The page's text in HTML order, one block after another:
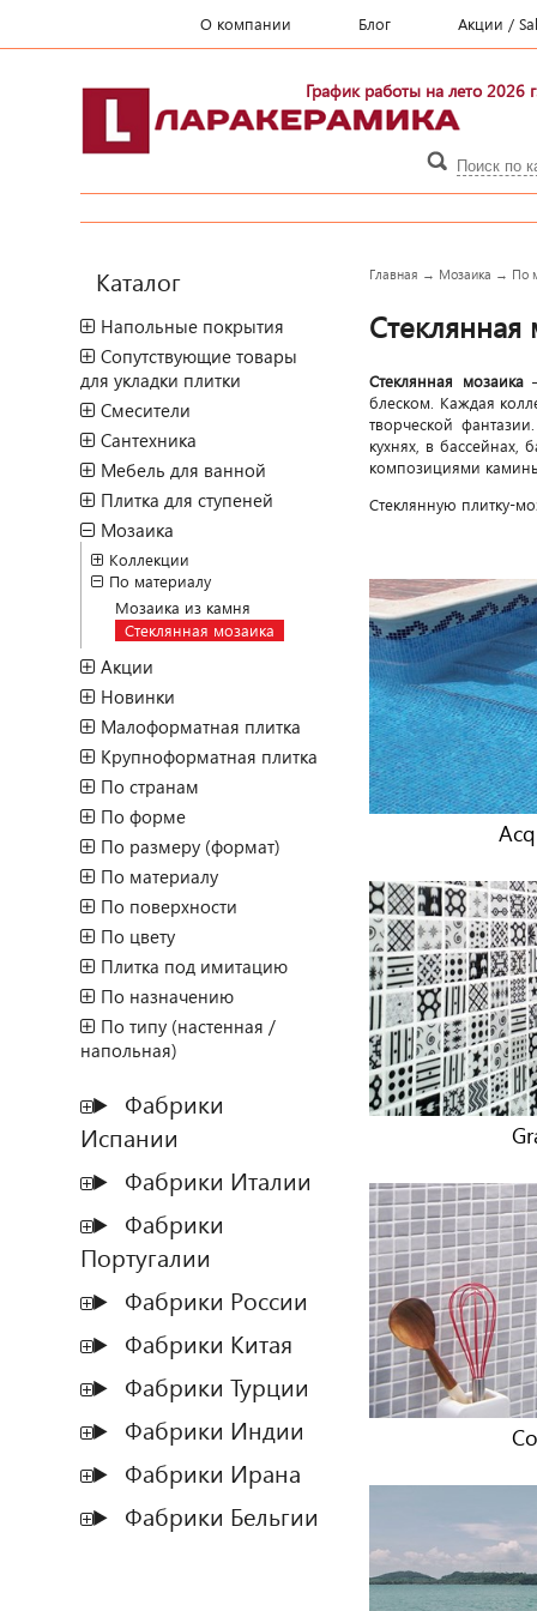
О компании Блог Акции /
График работы на лето 2026
Каталог
Напольные покрытия
Сопутствующие товары
для укладки плитки
Смесители
Сантехника
Мебель для ванной
Плитка для ступеней
Мозаика
Коллекции
По материалу
Мозаика из камня
Стеклянная мозаика
Акции
Новинки
Малоформатная плитка
Крупноформатная плитка
По странам
По форме
По размеру (формат)
По материалу
По поверхности
По цвету
Плитка под имитацию
По назначению
По типу (настенная /
напольная)
Фабрики
Испании
Фабрики Италии
Фабрики
Португалии
Фабрики России
Фабрики Китая
Фабрики Турции
Фабрики Индии
Фабрики Ирана
Фабрики Бельгии
Главная → Мозаика → По
Стеклянная
Стеклянная мозаика
блеском. Каждая
творческой
кухнях, в
композициями
Стеклянную плитку-